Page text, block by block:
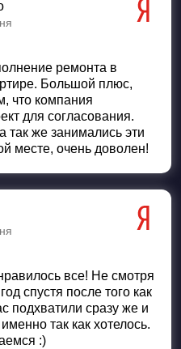
ремонта в
Большой плюс,
что компания
для согласования.
так же занимались эти
месте, очень доволен!
все! Не смотря
спустя после того как
подхватили сразу же и
так как хотелось.
:)